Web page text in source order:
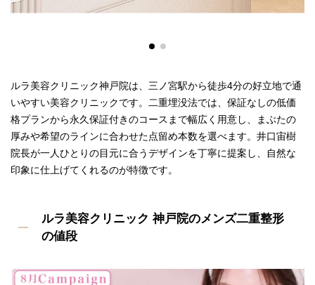
ルラ美容クリニック神戸院は、三ノ宮駅から徒歩4分の好立地で通
いやすい美容クリニックです。二重埋没法では、保証なしの低価
格プランから永久保証付きのコースまで幅広く用意し、まぶたの
厚みや希望のラインに合わせた点留め本数を選べます。井口宙樹
院長が一人ひとりの目元に合うデザインを丁寧に提案し、自然な
印象に仕上げてくれるのが特徴です。
ルラ美容クリニック 神戸院のメンズ二重整形
の値段